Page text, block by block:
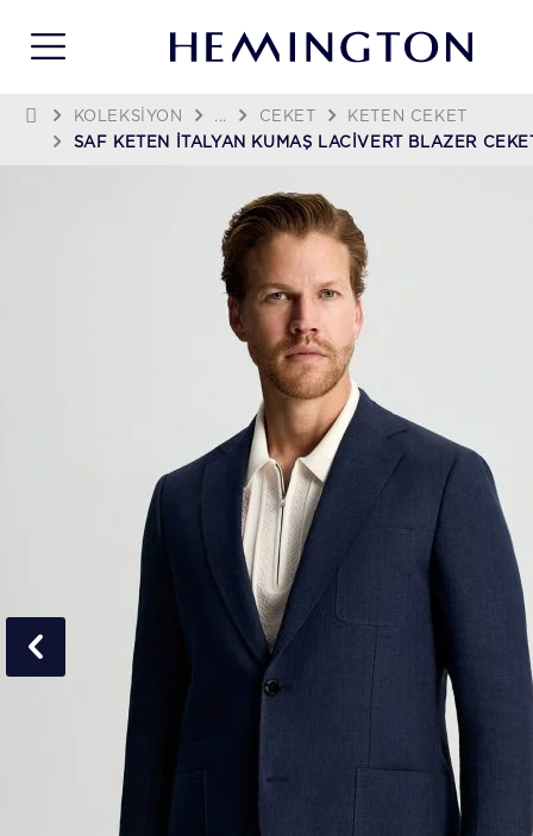
KOLEKSIYON ... CEKET
KETEN CEKET
SAF KETEN İTALYAN KUMAŞ LACIVERT BLAZER